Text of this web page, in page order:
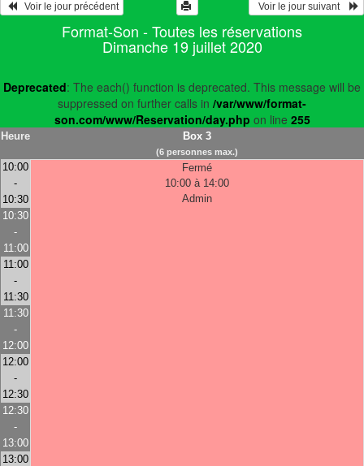
   Voir le jour précédent
  Voir le jour suivant
Format-Son - Toutes les réservations
Dimanche 19 juillet 2020
Deprecated: The each() function is deprecated. This message will be
suppressed on further calls in /var/www/format-
son.com/www/Reservation/day.php on line 255
Heure Box 3
(6 personnes max.)
10:00
-
10:30
Fermé
10:00 à 14:00
Admin
10:30
-
11:00
11:00
-
11:30
11:30
-
12:00
12:00
-
12:30
12:30
-
13:00
13:00